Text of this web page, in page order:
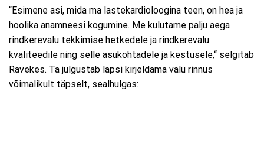
“Esimene asi, mida ma lastekardioloogina teen, on hea ja
hoolika anamneesi kogumine. Me kulutame palju aega
rindkerevalu tekkimise hetkedele ja rindkerevalu
kvaliteedile ning selle asukohtadele ja kestusele,“ selgitab
Ravekes. Ta julgustab lapsi kirjeldama valu rinnus
võimalikult täpselt, sealhulgas: